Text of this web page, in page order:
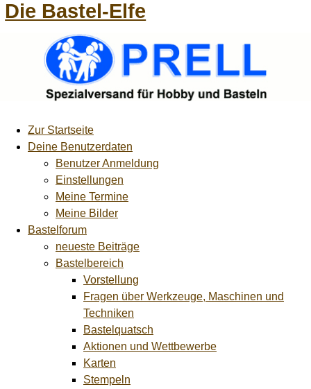
Die Bastel-Elfe
Zur Startseite
Deine Benutzerdaten
Benutzer Anmeldung
Einstellungen
Meine Termine
Meine Bilder
Bastelforum
neueste Beiträge
Bastelbereich
Vorstellung
Fragen über Werkzeuge, Maschinen und
Techniken
Bastelquatsch
Aktionen und Wettbewerbe
Karten
Stempeln